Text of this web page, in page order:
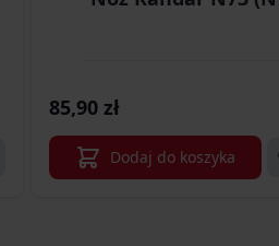
85,90 zł
Dodaj do koszyka